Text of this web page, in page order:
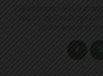
L’Ajuntament i el club
natural de Can Dragó
poder acabar la